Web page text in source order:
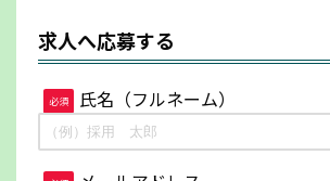
求人へ応募する
必須 氏名（フルネーム）